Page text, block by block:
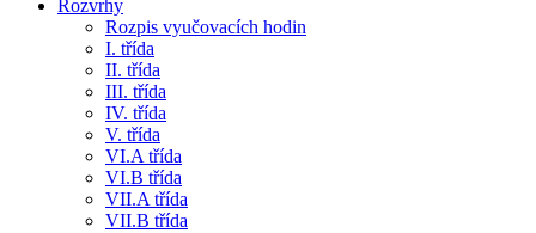
Rozvrhy
Rozpis vyučovacích hodin
I. třída
II. třída
III. třída
IV. třída
V. třída
VI.A třída
VI.B třída
VII.A třída
VII.B třída